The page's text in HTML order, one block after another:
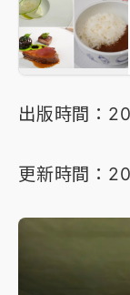
出版時間：
更新時間：